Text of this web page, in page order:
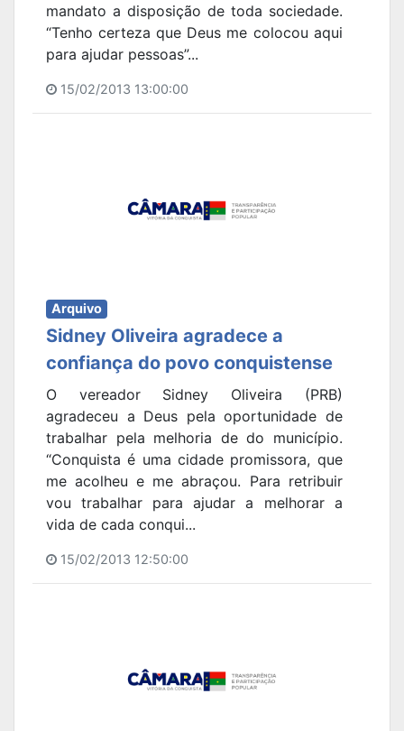
mandato a disposição de toda sociedade.
“Tenho certeza que Deus me colocou aqui
para ajudar pessoas”...
15/02/2013 13:00:00
Arquivo
Sidney Oliveira agradece a
confiança do povo conquistense
O vereador Sidney Oliveira (PRB)
agradeceu a Deus pela oportunidade de
trabalhar pela melhoria de do município.
“Conquista é uma cidade promissora, que
me acolheu e me abraçou. Para retribuir
vou trabalhar para ajudar a melhorar a
vida de cada conqui...
15/02/2013 12:50:00